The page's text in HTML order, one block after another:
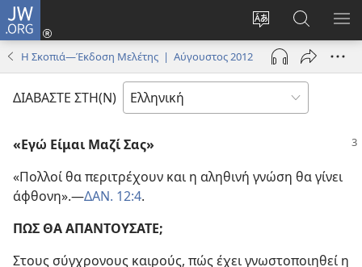
JW.ORG
Αλλαγή
γλώσσας
ιστότοπου
Σύνδεση
(ανοίγει
παράθυρο)
στο
JW.ORG
Η Σκοπιά—Έκδοση Μελέτης | Αύγουστος 2012
ΔΙΑΒΑΣΤΕ ΣΤΗ(Ν)
«Εγώ Είμαι Μαζί Σας»
«Πολλοί θα περιτρέχουν και η αληθινή γνώση θα γίνει
άφθονη».​—ΔΑΝ. 12:4.
ΠΩΣ ΘΑ ΑΠΑΝΤΟΥΣΑΤΕ;
Στους σύγχρονους καιρούς, πώς έχει γνωστοποιηθεί η